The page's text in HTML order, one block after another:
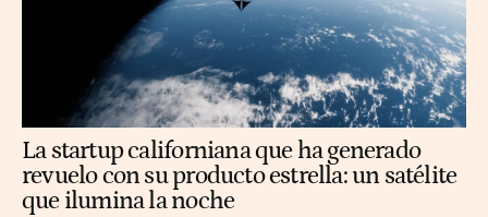
La startup californiana que ha generado
revuelo con su producto estrella: un satélite
que ilumina la noche